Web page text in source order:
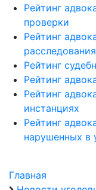
Рейтинг
проверки
Рейтинг
расследования
Рейтинг
Рейтинг
Рейтинг
инстанциях
Рейтинг
нарушенных в
Главная